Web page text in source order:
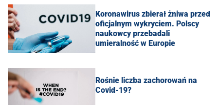
Koronawirus zbierał żniwa przed
oficjalnym wykryciem. Polscy
naukowcy przebadali
umieralność w Europie
Rośnie liczba zachorowań na
Covid-19?